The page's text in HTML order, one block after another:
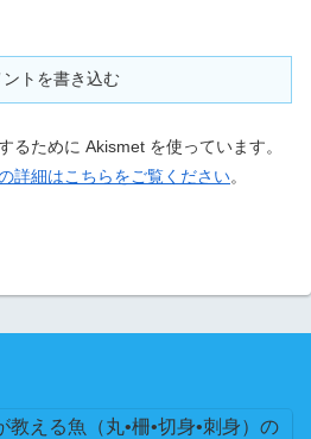
ントを書き込む
るために Akismet を使っています。
詳細はこちらをご覧ください。
教える魚（丸•柵•切身•刺身）の